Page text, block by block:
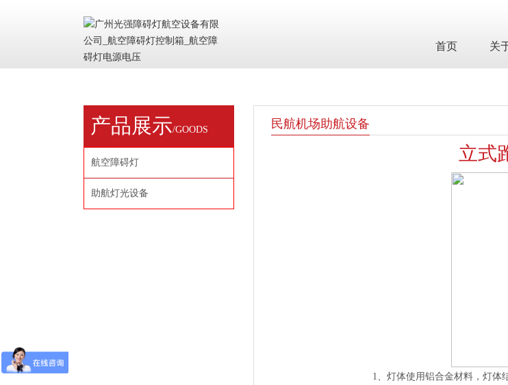
首页 关
产品展示/GOODS
航空障碍灯
助航灯光设备
民航机场助航设备
立式
1、灯体使用铝合金材料，灯体